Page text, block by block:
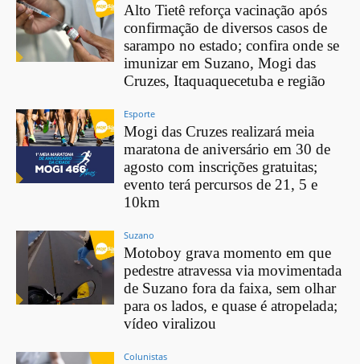
Alto Tietê reforça vacinação após
confirmação de diversos casos de
sarampo no estado; confira onde se
imunizar em Suzano, Mogi das
Cruzes, Itaquaquecetuba e região
Esporte
Mogi das Cruzes realizará meia
maratona de aniversário em 30 de
agosto com inscrições gratuitas;
evento terá percursos de 21, 5 e
10km
Suzano
Motoboy grava momento em que
pedestre atravessa via movimentada
de Suzano fora da faixa, sem olhar
para os lados, e quase é atropelada;
vídeo viralizou
Colunistas